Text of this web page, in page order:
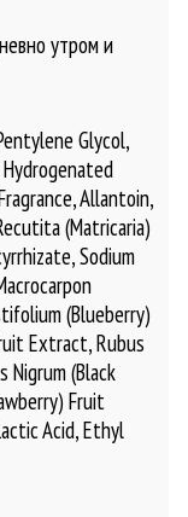
утром и
Glycol,
Allantoin,
(Matricaria)
Sodium
(Blueberry)
Extract, Rubus
Nigrum (Black
Fruit
Acid, Ethyl